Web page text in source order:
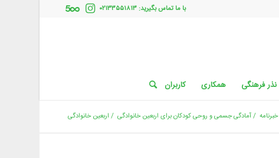
با ما تماس بگیرید: ۰۲۱۳۳۵۵۱۸۱۳
نذر فرهنگی همکاری کاربران
خبرنامه /آمادگی جسمی و روحی کودکان برای اربعین خانوادگی / اربعین خانوادگی